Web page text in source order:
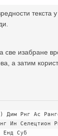
текста
све изабране
а затим
Дим Рнг Ас
Ин Селецтион
Енд Суб